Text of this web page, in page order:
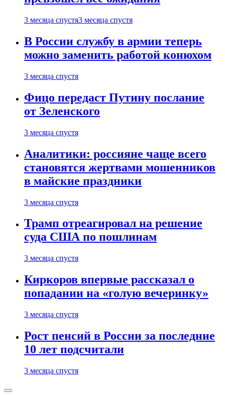
3 месяца спустя3 месяца спустя
В России службу в армии теперь
можно заменить работой конюхом
3 месяца спустя
Фицо передаст Путину послание
от Зеленского
3 месяца спустя
Аналитики: россияне чаще всего
становятся жертвами мошенников
в майские праздники
3 месяца спустя
Трамп отреагировал на решение
суда США по пошлинам
3 месяца спустя
Киркоров впервые рассказал о
попадании на «голую вечеринку»
3 месяца спустя
Рост пенсий в России за последние
10 лет подсчитали
3 месяца спустя